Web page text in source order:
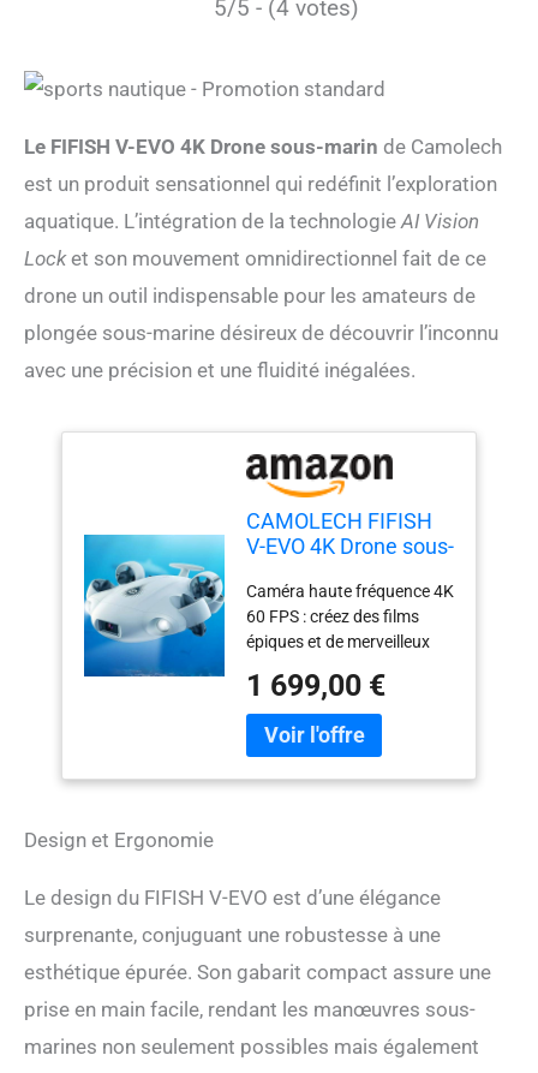
5/5 - (4 votes)
Le FIFISH V-EVO 4K Drone sous-marin de Camolech
est un produit sensationnel qui redéfinit l’exploration
aquatique. L’intégration de la technologieAI Vision
Locket son mouvement omnidirectionnel fait de ce
drone un outil indispensable pour les amateurs de
plongée sous-marine désireux de découvrir l’inconnu
avec une précision et une fluidité inégalées.
CAMOLECH FIFISH
V-EVO 4K Drone sous-
AI Vision Lock
mouvement
omnidirectionnel à
360° 100M Diving
Underwater ROV (kit
standard)
Caméra haute fréquence 4K
60 FPS : créez des films
épiques et de merveilleux
le système de caméras mis
à jour de V-EVO pour
réaliser des prises de vue
des gouttes d'eau de FIFISH
résistance minimale aux
courants marins et permet
longues. Un port de
connexion peut contenir
1 699,00 €
Design et Ergonomie
Le design du FIFISH V-EVO est d’une élégance
surprenante, conjuguant une robustesse à une
esthétique épurée. Son gabarit compact assure une
prise en main facile, rendant les manœuvres sous-
marines non seulement possibles mais également